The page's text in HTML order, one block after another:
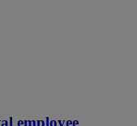
employee